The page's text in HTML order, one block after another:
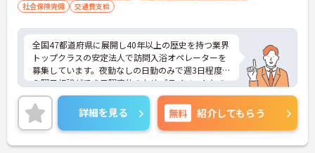
社会保険完備
交通費支給
全国47都道府県に展開し40年以上の歴史を持つ業界
トップクラスの安定法人で訪問入浴オペレーターを
募集しています。夜勤なしの日勤のみで週3日程度か
ら曜日相談ができ日曜定休のためプライベートとの
両立が可能です。企業主導型保育施設の利用枠や母
父子育児手当があり子育て中の方も安心して働けま
す。土祝は時給が100円アップしお祝い金などの福
利厚生も充実しています。業務は看護職員を含む3名
体制で行うため安心して取り組むことができ運転免
詳細を見る 無料 紹介してもらう